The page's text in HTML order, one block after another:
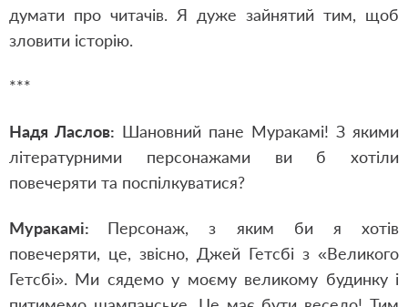
думати про читачів. Я дуже зайнятий тим, щоб
зловити історію.
***
Надя Ласлов: Шановний пане Муракамі! З якими
літературними персонажами ви б хотіли
повечеряти та поспілкуватися?
Муракамі:
Персонаж, з яким би я хотів
повечеряти, це, звісно, Джей Гетсбі з «Великого
Гетсбі». Ми сядемо у моєму великому будинку і